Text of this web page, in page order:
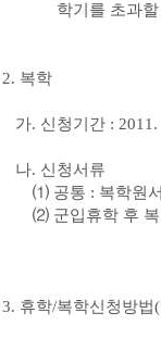
학기를 초과
2. 복학
가. 신청기간: 2011.
나. 신청서류
⑴ 공통 : 복학원서
⑵ 군입휴학 후
3. 휴학/복학신청방법(